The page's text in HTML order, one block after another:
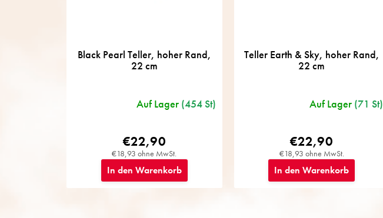
Black Pearl Teller, hoher Rand,
22 cm
Auf Lager (454 St)
€18,93 ohne MwSt.
€22,90
In den Warenkorb
Teller Earth & Sky, hoher Rand,
22 cm
Auf Lager (71 St)
€18,93 ohne MwSt.
€22,90
In den Warenkorb